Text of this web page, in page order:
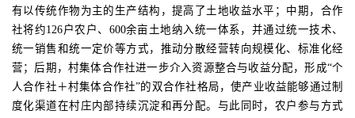
有以传统作物为主的生产结构，提高了土地收益水平；中期，合作
社将约126户农户、 600余亩土地纳入统一体系，并通过统一技术、
统一销售和统一定价等方式，推动分散经营转向规模化、标准化经
营；后期，村集体合作社进一步介入资源整合与收益分配，形成“个
人合作社＋村集体合作社”的双合作社格局，使产业收益能够通过制
度化渠道在村庄内部持续沉淀和再分配。与此同时，农户参与方式